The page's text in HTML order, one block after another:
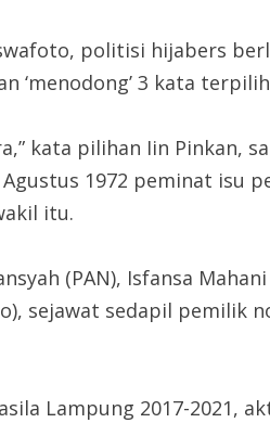
politisi hijabers
‘menodong’ 3 kata
kata pilihan Iin Pinkan,
1972 peminat isu
itu.
(PAN), Isfansa
sejawat sedapil
Lampung 2017-2021,